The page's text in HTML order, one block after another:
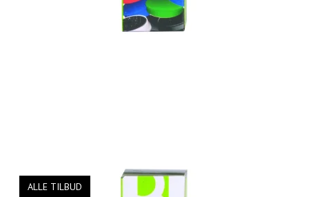
ALLE TILBUD